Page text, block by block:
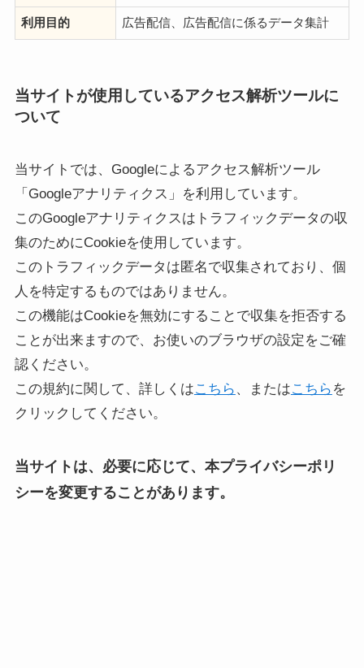
利用目的 広告配信、広告配信に係るデータ集計
当サイトが使用しているアクセス解析ツールに
ついて
当サイトでは、Googleによるアクセス解析ツール
「Googleアナリティクス」を利用しています。
このGoogleアナリティクスはトラフィックデータの収
集のためにCookieを使用しています。
このトラフィックデータは匿名で収集されており、個
人を特定するものではありません。
この機能はCookieを無効にすることで収集を拒否する
ことが出来ますので、お使いのブラウザの設定をご確
認ください。
この規約に関して、詳しくはこちら 、またはこちら を
クリックしてください。
当サイトは、必要に応じて、本プライバシーポリ
シーを変更することがあります。